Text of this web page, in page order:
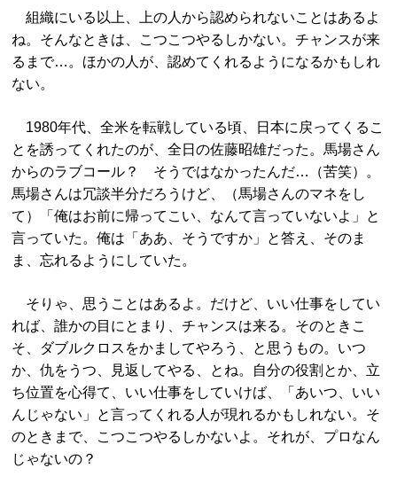
組織にいる以上、上の人から認められないことはあるよ
ね。そんなときは、こつこつやるしかない。チャンスが来
るまで…。ほかの人が、認めてくれるようになるかもしれ
ない。
1980年代、全米を転戦している頃、日本に戻ってくるこ
とを誘ってくれたのが、全日の佐藤昭雄だった。馬場さん
からのラブコール？ そうではなかったんだ…（苦笑）。
馬場さんは冗談半分だろうけど、（馬場さんのマネをし
て）「俺はお前に帰ってこい、なんて言っていないよ」と
言っていた。俺は「ああ、そうですか」と答え、そのま
ま、忘れるようにしていた。
そりゃ、思うことはあるよ。だけど、いい仕事をしてい
れば、誰かの目にとまり、チャンスは来る。そのときこ
そ、ダブルクロスをかましてやろう、と思うもの。いつ
か、仇をうつ、見返してやる、とね。自分の役割とか、立
ち位置を心得て、いい仕事をしていけば、「あいつ、いい
んじゃない」と言ってくれる人が現れるかもしれない。そ
のときまで、こつこつやるしかないよ。それが、プロなん
じゃないの？